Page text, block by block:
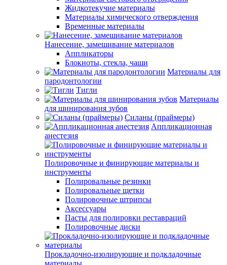
Жидкотекучие материалы
Материалы химического отверждения
Временные материалы
Нанесение, замешивание материалов
Аппликаторы
Блокноты, стекла, чаши
Материалы для
пародонтологии
Тигли
Материалы
для шинирования зубов
Силаны (праймеры)
Аппликационная
анестезия
Полировочные и финирующие материалы и
инструменты
Полировальные резинки
Полировальные щетки
Полировочные штрипсы
Аксессуары
Пасты для полировки реставраций
Полировочные диски
Прокладочно-изолирующие и подкладочные
материалы